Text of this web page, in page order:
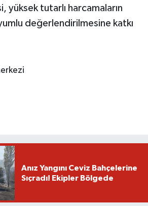
yüksek tutarlı harcamaların
değerlendirilmesine katkı
Anız Yangını Ceviz Bahçelerine
Sıçradı! Ekipler Bölgede